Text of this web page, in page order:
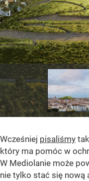
Wcześniej pisaliśmy
który ma pomóc w
W Mediolanie może
nie tylko stać się nową